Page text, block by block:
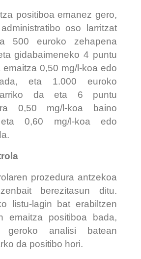
positiboa emanez gero,
oso larritzat
500 euroko zehapena
gidabaimeneko 4 puntu
emaitza 0,50 mg/l-koa edo
eta 1.000 euroko
da eta 6 puntu
0,50 mg/l-koa baino
eta 0,60 mg/l-koa edo
prozedura antzekoa
berezitasun ditu.
listu-lagin bat erabiltzen
emaitza positiboa bada,
geroko analisi batean
da positibo hori.